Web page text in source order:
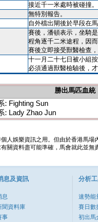
接近千一米處時被碰撞。
無特別報告。
自外檔出閘後於早段在
賽後，潘頓表示，坐騎
程角逐千二米途程，因
賽後立即接受獸醫檢查
十一月二十七日被小組
必須通過獸醫檢驗後，
勝出馬匹血統
: Fighting Sun
: Lady Zhao Jun
人娛樂資訊之用。但由於香港馬
關資料盡可能準確，馬會就此並
息及資訊
息
聞資料庫
事
分析
速勢能
賽日數
初出馬